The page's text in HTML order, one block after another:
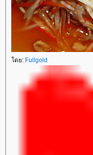
ดย: Fullgold